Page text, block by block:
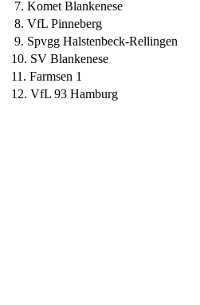
7. Komet Blankenese
8. VfL Pinneberg
9. Spvgg Halstenbeck-Rellingen
10. SV Blankenese
11. Farmsen 1
12. VfL 93 Hamburg